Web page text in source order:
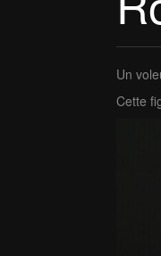
Un
Cette